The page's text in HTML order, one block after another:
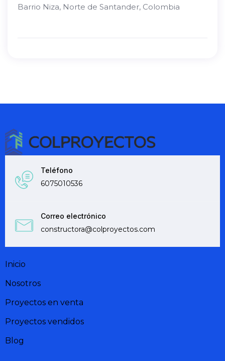
Barrio Niza, Norte de Santander, Colombia
Teléfono
6075010536
Correo electrónico
constructora@colproyectos.com
Inicio
Nosotros
Proyectos en venta
Proyectos vendidos
Blog